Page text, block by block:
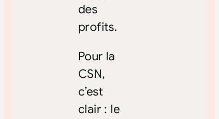
des
profits.
Pour la
CSN,
c’est
clair : le